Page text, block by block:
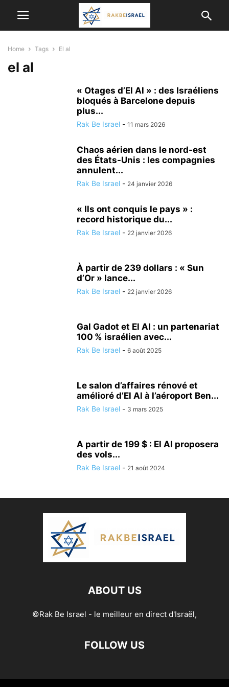
Home Tags El al
el al
« Otages d’El Al » : des Israéliens
bloqués à Barcelone depuis
plus...
Rak Be Israel - 11 mars 2026
Chaos aérien dans le nord-est
des États-Unis : les compagnies
annulent...
Rak Be Israel - 24 janvier 2026
« Ils ont conquis le pays » :
record historique du...
Rak Be Israel - 22 janvier 2026
À partir de 239 dollars : « Sun
d’Or » lance...
Rak Be Israel - 22 janvier 2026
Gal Gadot et El Al : un partenariat
100 % israélien avec...
Rak Be Israel - 6 août 2025
Le salon d’affaires rénové et
amélioré d’El Al à l’aéroport Ben...
Rak Be Israel - 3 mars 2025
A partir de 199 $ : El Al proposera
des vols...
Rak Be Israel - 21 août 2024
ABOUT US
©Rak Be Israel - le meilleur en direct d'Israël,
FOLLOW US